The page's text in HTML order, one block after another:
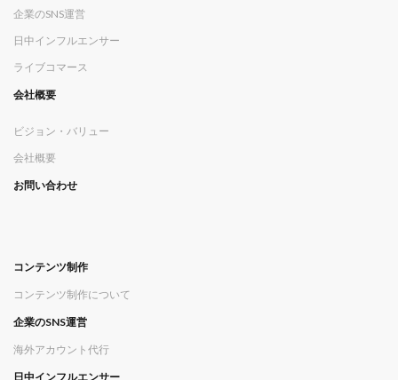
企業のSNS運営
日中インフルエンサー
ライブコマース
会社概要
ビジョン・バリュー
会社概要
お問い合わせ
コンテンツ制作
コンテンツ制作について
企業のSNS運営
海外アカウント代行
日中インフルエンサー